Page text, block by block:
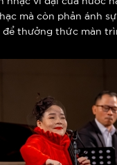
mà còn phản ánh
thưởng thức màn